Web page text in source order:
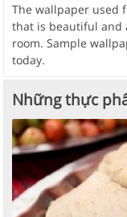
The wallpaper used
that is beautiful and
room. Sample
today.
Những thực